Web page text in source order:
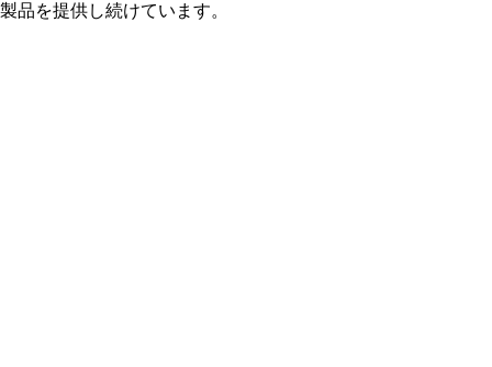
品を提供し続けています。